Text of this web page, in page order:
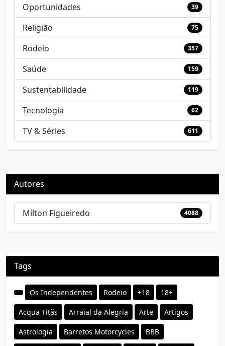
Oportunidades 39
Religião 75
Rodeio 357
Saúde 159
Sustentabilidade 119
Tecnologia 62
TV & Séries 611
Autores
Milton Figueiredo 4088
Tags
Os Independentes Rodeio +18 18+
Acqua Titãs Arraial da Alegria Arte Artigos
Astrologia Barretos Motorcycles BBB